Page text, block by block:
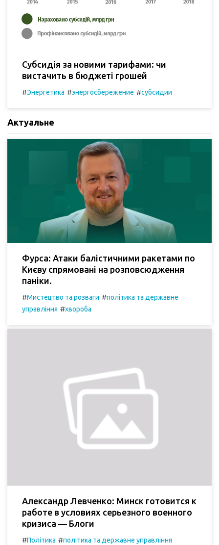
Субсидія за новими тарифами: чи
вистачить в бюджеті грошей
#Энергетика #энергосбережение #субсидии
Актуальне
Фурса: Атаки балістичними ракетами по
Києву спрямовані на розповсюдження
паніки.
#Мистецтво та розваги #політика та державне
управління #хвороба
Александр Левченко: Минск готовится к
работе в условиях серьезного военного
кризиса — Блоги
#Політика #політика та державне управління